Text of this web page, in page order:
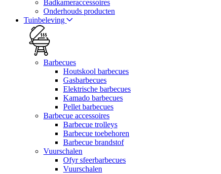
Badkameraccessoires
Onderhouds producten
Tuinbeleving
Barbecues
Houtskool barbecues
Gasbarbecues
Elektrische barbecues
Kamado barbecues
Pellet barbecues
Barbecue accessoires
Barbecue trolleys
Barbecue toebehoren
Barbecue brandstof
Vuurschalen
Ofyr sfeerbarbecues
Vuurschalen